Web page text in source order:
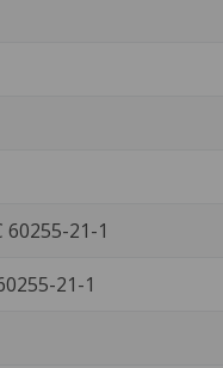
60255-21-1
21-1